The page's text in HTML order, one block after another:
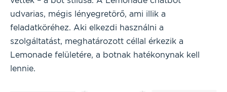
udvarias, mégis lényegretörő, ami illik a
feladatköréhez. Aki elkezdi használni a
szolgáltatást, meghatározott céllal érkezik a
Lemonade felületére, a botnak hatékonynak kell
lennie.